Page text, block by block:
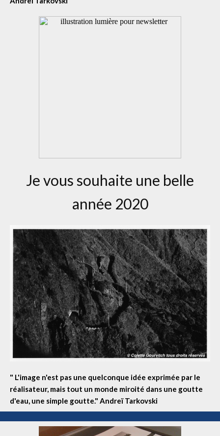
Je vous souhaite une belle
année 2020
" L'image n'est pas une quelconque idée exprimée par le
réalisateur, mais tout un monde miroité dans une goutte
d'eau, une simple goutte." Andreï Tarkovski